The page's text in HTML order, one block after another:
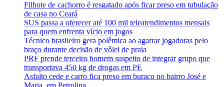
Filhote de cachorro é resgatado após ficar preso em tubulação
de casa no Ceará
SUS passa a oferecer até 100 mil teleatendimentos mensais
para quem enfrenta vício em jogos
Técnico brasileiro gera polêmica ao agarrar jogadoras pelo
braço durante decisão de vôlei de praia
PRF prende terceiro homem suspeito de integrar grupo que
transportava 450 kg de drogas em PE
Asfalto cede e carro fica preso em buraco no bairro José e